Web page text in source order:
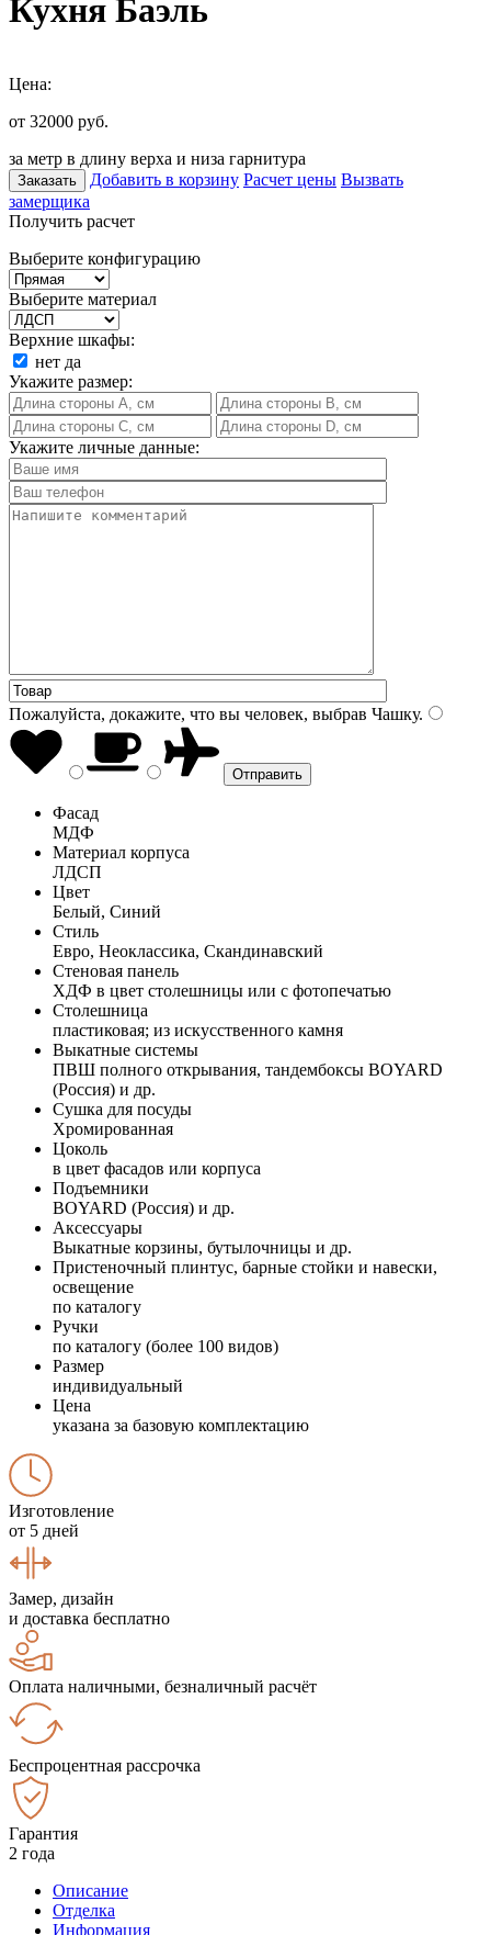
Кухня Баэль
Цена:
от 32000 руб.
за метр в длину верха и низа гарнитура
Заказать Добавить в корзину Расчет цены Вызвать
замерщика
Получить расчет
Выберите конфигурацию
Выберите материал
Верхние шкафы:
нет да
Укажите размер:
Укажите личные данные:
Пожалуйста, докажите, что вы человек, выбрав Чашку.
Фасад
МДФ
Материал корпуса
ЛДСП
Цвет
Белый, Синий
Стиль
Евро, Неоклассика, Скандинавский
Стеновая панель
ХДФ в цвет столешницы или с фотопечатью
Столешница
пластиковая; из искусственного камня
Выкатные системы
ПВШ полного открывания, тандембоксы BOYARD
(Россия) и др.
Сушка для посуды
Хромированная
Цоколь
в цвет фасадов или корпуса
Подъемники
BOYARD (Россия) и др.
Аксессуары
Выкатные корзины, бутылочницы и др.
Пристеночный плинтус, барные стойки и навески,
освещение
по каталогу
Ручки
по каталогу (более 100 видов)
Размер
индивидуальный
Цена
указана за базовую комплектацию
Изготовление
от 5 дней
Замер, дизайн
и доставка бесплатно
Оплата наличными, безналичный расчёт
Беспроцентная рассрочка
Гарантия
2 года
Описание
Отделка
Информация